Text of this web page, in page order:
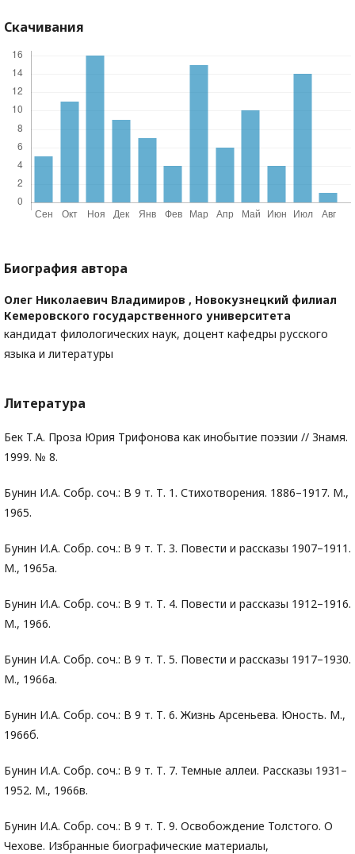
Скачивания
Биография автора
Олег Николаевич Владимиров , Новокузнецкий филиал
Кемеровского государственного университета
кандидат филологических наук, доцент кафедры русского
языка и литературы
Литература
Бек Т.А. Проза Юрия Трифонова как инобытие поэзии // Знамя.
1999. № 8.
Бунин И.А. Собр. соч.: В 9 т. Т. 1. Стихотворения. 1886–1917. М.,
1965.
Бунин И.А. Собр. соч.: В 9 т. Т. 3. Повести и рассказы 1907–1911.
М., 1965а.
Бунин И.А. Собр. соч.: В 9 т. Т. 4. Повести и рассказы 1912–1916.
М., 1966.
Бунин И.А. Собр. соч.: В 9 т. Т. 5. Повести и рассказы 1917–1930.
М., 1966а.
Бунин И.А. Собр. соч.: В 9 т. Т. 6. Жизнь Арсеньева. Юность. М.,
1966б.
Бунин И.А. Собр. соч.: В 9 т. Т. 7. Темные аллеи. Рассказы 1931–
1952. М., 1966в.
Бунин И.А. Собр. соч.: В 9 т. Т. 9. Освобождение Толстого. О
Чехове. Избранные биографические материалы,